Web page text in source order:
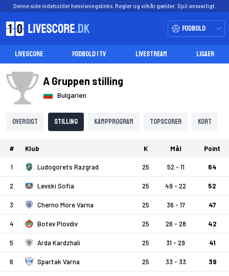
Denne side indeholder henvisningslinks. Regler og vilkår gælder. Spil ansvarligt.
Fodbold
LIVESCORE FODBOLD I TV LIVESTREAM LIGAER
A Gruppen stilling
Bulgarien
Oversigt Stilling Kampprogram Topscorer Kort
# Klub K Mål Point
1 Ludogorets Razgrad 25 52 - 11 64
2 Levski Sofia 25 49 - 22 52
3 Cherno More Varna 25 36 - 17 47
4 Botev Plovdiv 25 26 - 28 42
5 Arda Kardzhali 25 31 - 29 41
6 Spartak Varna 25 33 - 33 39